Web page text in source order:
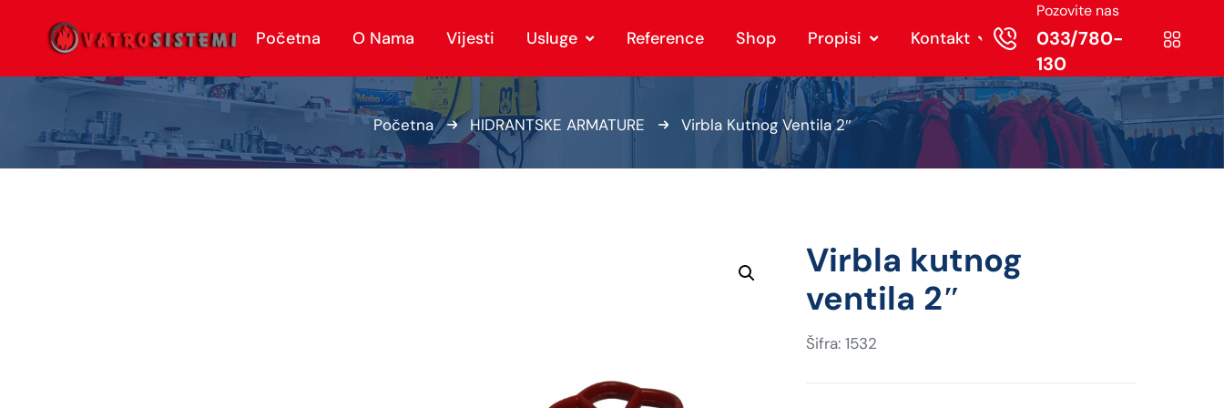
Početna O Nama Vijesti Usluge Reference Shop Propisi Kontakt
Pozovite nas
033/780-
130
Početna HIDRANTSKE ARMATURE Virbla Kutnog Ventila 2″
Virbla kutnog
ventila 2″
Šifra: 1532